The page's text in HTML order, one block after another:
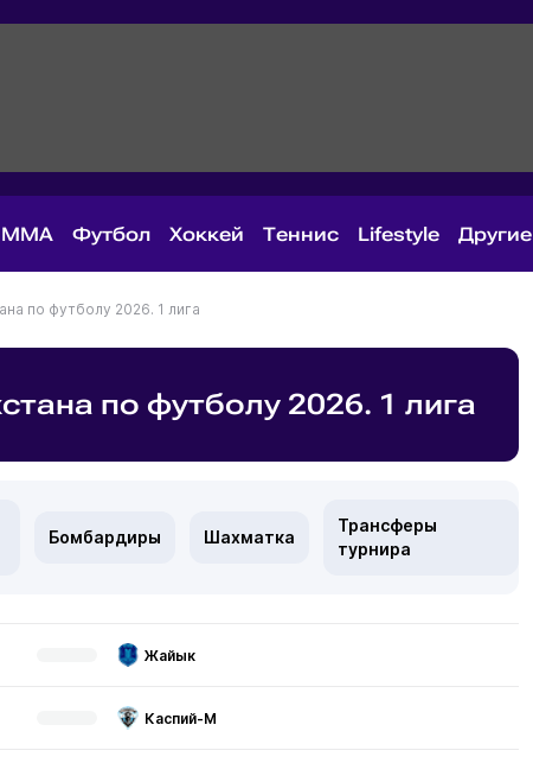
MMA Футбол Хоккей Теннис Lifestyle Другие
по футболу 2026. 1 лига
по футболу 2026. 1 лига
Бомбардиры Шахматка
Трансферы
турнира
Жайык
Каспий-М